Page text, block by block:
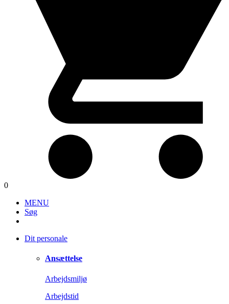
0
MENU
Søg
Dit personale
Ansættelse
Arbejdsmiljø
Arbejdstid